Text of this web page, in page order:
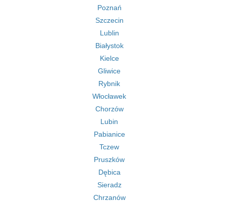
Poznań
Szczecin
Lublin
Białystok
Kielce
Gliwice
Rybnik
Włocławek
Chorzów
Lubin
Pabianice
Tczew
Pruszków
Dębica
Sieradz
Chrzanów